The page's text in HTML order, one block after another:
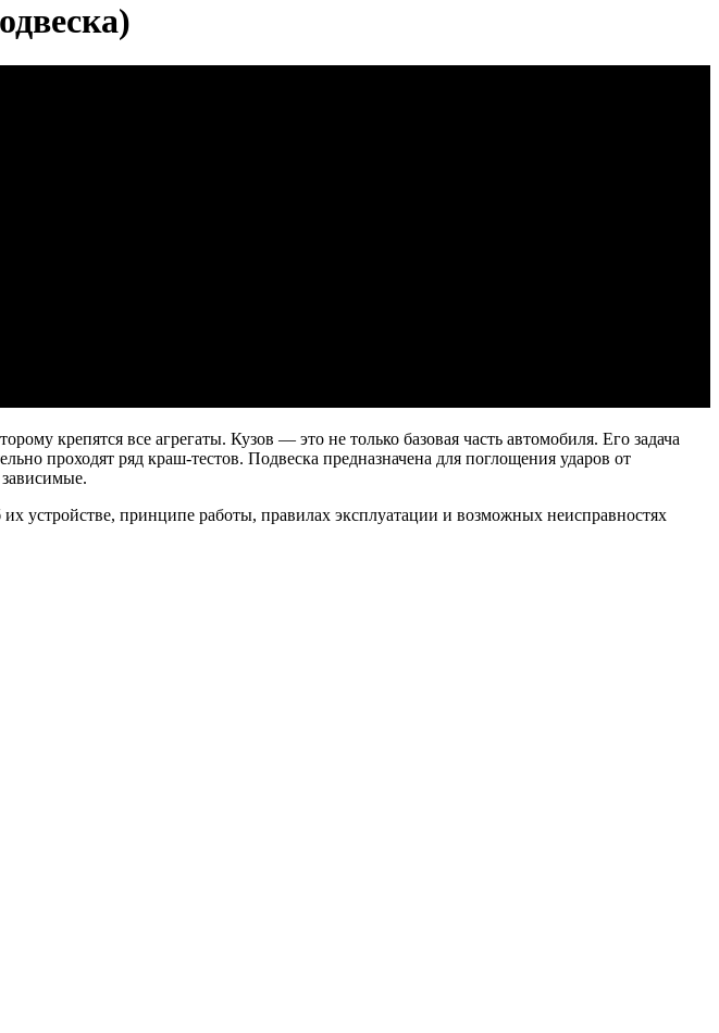
крепятся все агрегаты. Кузов — это не только базовая часть автомобиля. Его задача
проходят ряд краш-тестов. Подвеска предназначена для поглощения ударов от
устройстве, принципе работы, правилах эксплуатации и возможных неисправностях